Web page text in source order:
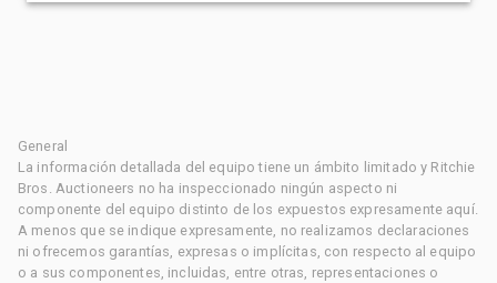
General
La información detallada del equipo tiene un ámbito limitado y Ritchie
Bros. Auctioneers no ha inspeccionado ningún aspecto ni
componente del equipo distinto de los expuestos expresamente aquí.
A menos que se indique expresamente, no realizamos declaraciones
ni ofrecemos garantías, expresas o implícitas, con respecto al equipo
o a sus componentes, incluidas, entre otras, representaciones o